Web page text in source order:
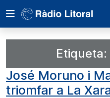
Etiqueta:
José Moruno i
triomfar a La